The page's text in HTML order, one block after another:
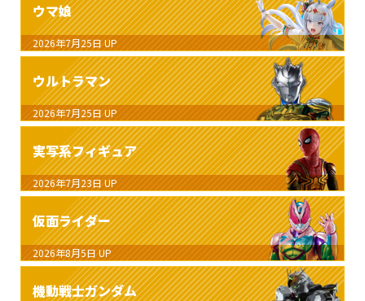
ウマ娘
2026年7月25日 UP
ウルトラマン
2026年7月25日 UP
実写系フィギュア
2026年7月23日 UP
仮面ライダー
2026年8月5日 UP
機動戦士ガンダム